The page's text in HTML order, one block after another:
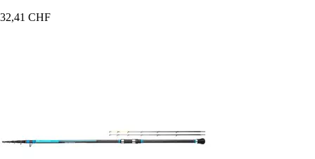
32,41 CHF